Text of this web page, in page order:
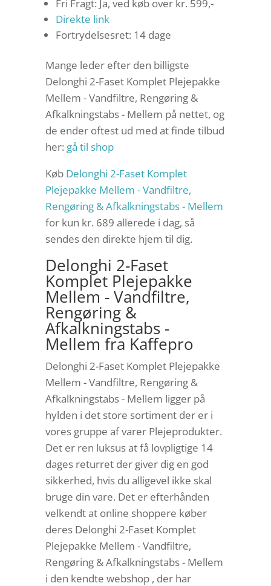
Fri Fragt: Ja, ved køb over kr. 599,-
Direkte link
Fortrydelsesret: 14 dage
Mange leder efter den billigste
Delonghi 2-Faset Komplet Plejepakke
Mellem - Vandfiltre, Rengøring &
Afkalkningstabs - Mellem på nettet, og
de ender oftest ud med at finde tilbud
her: gå til shop
Køb Delonghi 2-Faset Komplet
Plejepakke Mellem - Vandfiltre,
Rengøring & Afkalkningstabs - Mellem
for kun kr. 689 allerede i dag, så
sendes den direkte hjem til dig.
Delonghi 2-Faset
Komplet Plejepakke
Mellem - Vandfiltre,
Rengøring &
Afkalkningstabs -
Mellem fra Kaffepro
Delonghi 2-Faset Komplet Plejepakke
Mellem - Vandfiltre, Rengøring &
Afkalkningstabs - Mellem ligger på
hylden i det store sortiment der er i
vores gruppe af varer Plejeprodukter.
Det er ren luksus at få lovpligtige 14
dages returret der giver dig en god
sikkerhed, hvis du alligevel ikke skal
bruge din vare. Det er efterhånden
velkendt at online shoppere køber
deres Delonghi 2-Faset Komplet
Plejepakke Mellem - Vandfiltre,
Rengøring & Afkalkningstabs - Mellem
i den kendte webshop , der har